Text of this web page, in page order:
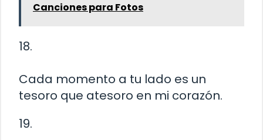
Canciones para Fotos
18.
Cada momento a tu lado es un
tesoro que atesoro en mi corazón.
19.